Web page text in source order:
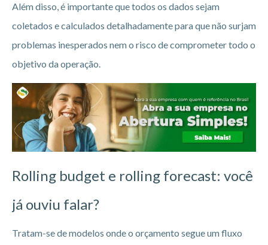
Além disso, é importante que todos os dados sejam
coletados e calculados detalhadamente para que não surjam
problemas inesperados nem o risco de comprometer todo o
objetivo da operação.
Rolling budget e rolling forecast: você
já ouviu falar?
Tratam-se de modelos onde o orçamento segue um fluxo